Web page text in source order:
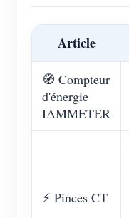
Article
🧭 Compteur
d'énergie
IAMMETER
⚡ Pinces CT